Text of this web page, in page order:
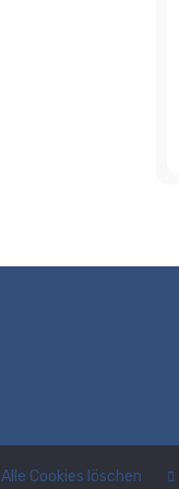
Alle Cookies löschen